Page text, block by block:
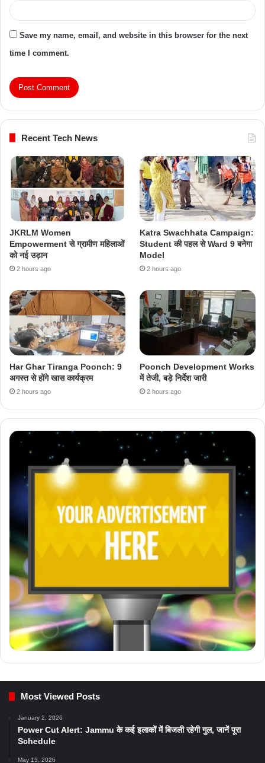
Save my name, email, and website in this browser for the next
time I comment.
Recent Tech News
JKRLM Women
Empowerment से ग्रामीण महिलाओं
को नई उड़ान
2 hours ago
Katra Swachhata Campaign:
Student की पहल से Ward 9 बनेगा
Model
2 hours ago
Har Ghar Tiranga Poonch: 9
अगस्त से होंगे खास कार्यक्रम
2 hours ago
Poonch Development Works
में तेजी, बड़े निर्देश जारी
2 hours ago
Most Viewed Posts
January 2, 2026
Power Cut Alert: Jammu के कई इलाकों में बिजली रहेगी गुल, जानें पूरा
Schedule
May 15, 2026